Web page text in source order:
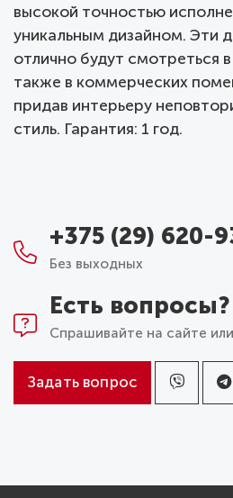
высокой точностью
уникальным дизайном. Эти
отлично будут смотреться
также в коммерческих
придав интерьеру
стиль. Гарантия: 1 год.
+375 (29) 620-
Без выходных
Есть вопросы?
Спрашивайте на сайте
Задать вопрос